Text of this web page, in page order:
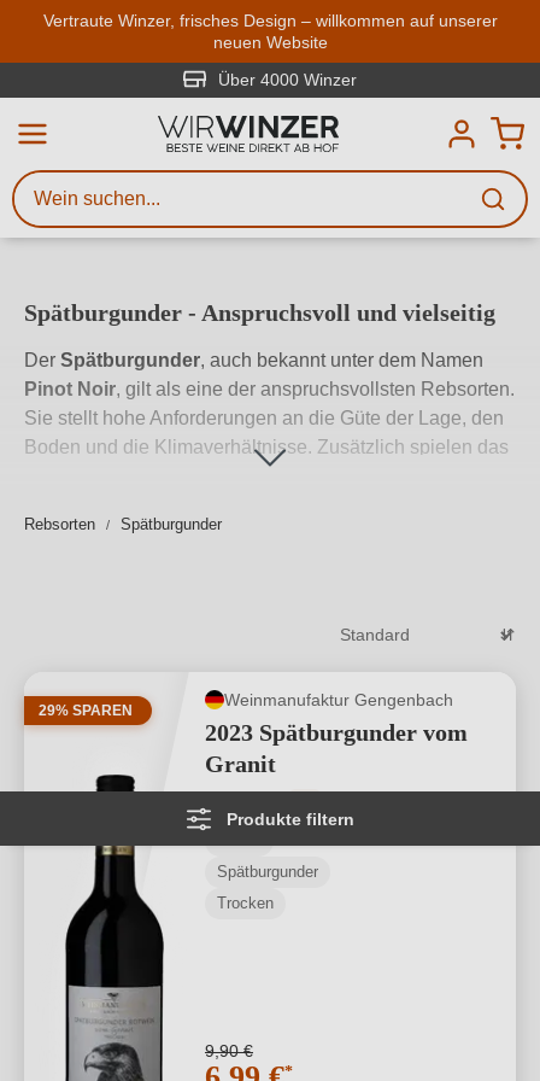
Zum Hauptinhalt springen
Vertraute Winzer, frisches Design – willkommen auf unserer
neuen Website
Über 4000 Winzer
Spätburgunder - Anspruchsvoll und vielseitig
Der Spätburgunder, auch bekannt unter dem Namen
Pinot Noir, gilt als eine der anspruchsvollsten Rebsorten.
Sie stellt hohe Anforderungen an die Güte der Lage, den
Boden und die Klimaverhältnisse. Zusätzlich spielen das
denn der Spätburgunder gilt heute als eine der
Rebsorten Spätburgunder
Produkte filtern
29% SPAREN
Weinmanufaktur Gengenbach
2023 Spätburgunder vom
Granit
Durchschnittliche Bewertung von 4.76
Spätburgunder
Trocken
9,90 €
*
Weinsuche
Mindestens 3 Zeichen eingeben
Beschreiben Sie, welchen Wein
Sie suchen – ob nach Geschmack,
Kriterien.